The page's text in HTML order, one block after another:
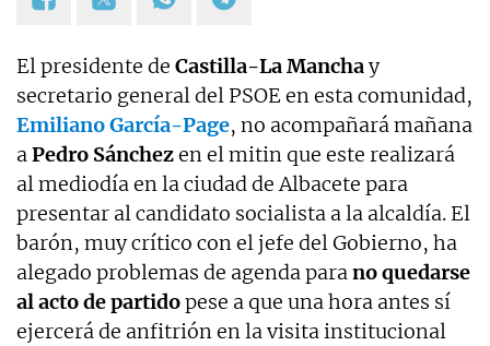
El presidente de Castilla-La Manchay
secretario general del PSOE en esta comunidad,
Emiliano García-Page, no acompañará mañana
a Pedro Sánchezen el mitin que este realizará
al mediodía en la ciudad de Albacete para
presentar al candidato socialista a la alcaldía. El
barón, muy crítico con el jefe del Gobierno, ha
alegado problemas de agenda para no quedarse
al acto de partidopese a que una hora antes sí
ejercerá de anfitrión en la visita institucional